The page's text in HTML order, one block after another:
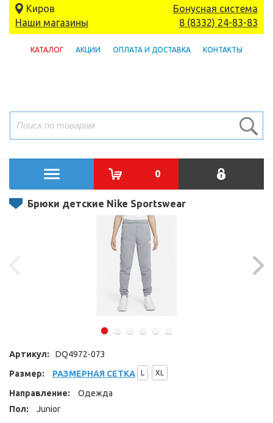
Киров
Наши магазины
Бонусная система
8 (8332) 24-83-83
КАТАЛОГ АКЦИИ ОПЛАТА И ДОСТАВКА КОНТАКТЫ
0
Брюки детские Nike Sportswear
Артикул:
DQ4972-073
Размер:
РАЗМЕРНАЯ СЕТКА L XL
Направление:
Одежда
Пол:
Junior